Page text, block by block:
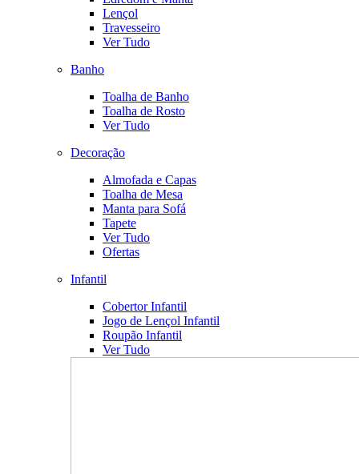
Lençol
Travesseiro
Ver Tudo
Banho
Toalha de Banho
Toalha de Rosto
Ver Tudo
Decoração
Almofada e Capas
Toalha de Mesa
Manta para Sofá
Tapete
Ver Tudo
Ofertas
Infantil
Cobertor Infantil
Jogo de Lençol Infantil
Roupão Infantil
Ver Tudo